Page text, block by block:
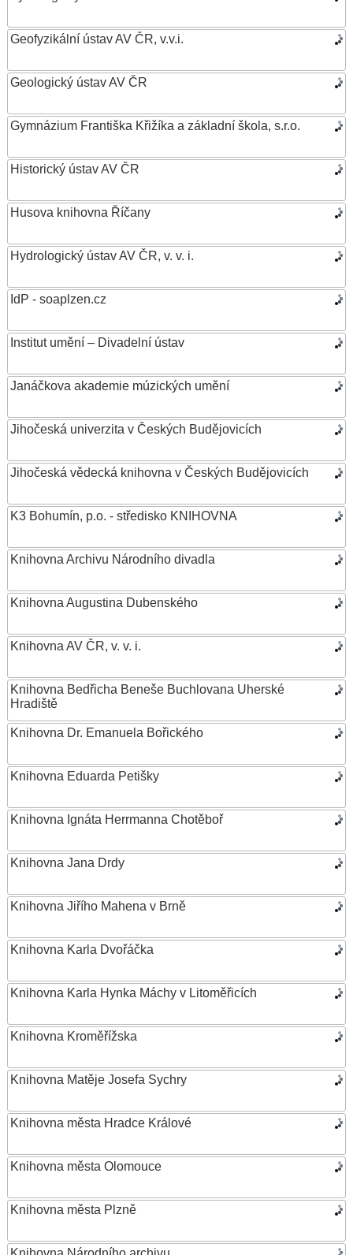
Geofyzikální ústav AV ČR, v.v.i.
Geologický ústav AV ČR
Gymnázium Františka Křižíka a základní škola, s.r.o.
Historický ústav AV ČR
Husova knihovna Říčany
Hydrologický ústav AV ČR, v. v. i.
IdP - soaplzen.cz
Institut umění – Divadelní ústav
Janáčkova akademie múzických umění
Jihočeská univerzita v Českých Budějovicích
Jihočeská vědecká knihovna v Českých Budějovicích
K3 Bohumín, p.o. - středisko KNIHOVNA
Knihovna Archivu Národního divadla
Knihovna Augustina Dubenského
Knihovna AV ČR, v. v. i.
Knihovna Bedřicha Beneše Buchlovana Uherské
Hradiště
Knihovna Dr. Emanuela Bořického
Knihovna Eduarda Petišky
Knihovna Ignáta Herrmanna Chotěboř
Knihovna Jana Drdy
Knihovna Jiřího Mahena v Brně
Knihovna Karla Dvořáčka
Knihovna Karla Hynka Máchy v Litoměřicích
Knihovna Kroměřížska
Knihovna Matěje Josefa Sychry
Knihovna města Hradce Králové
Knihovna města Olomouce
Knihovna města Plzně